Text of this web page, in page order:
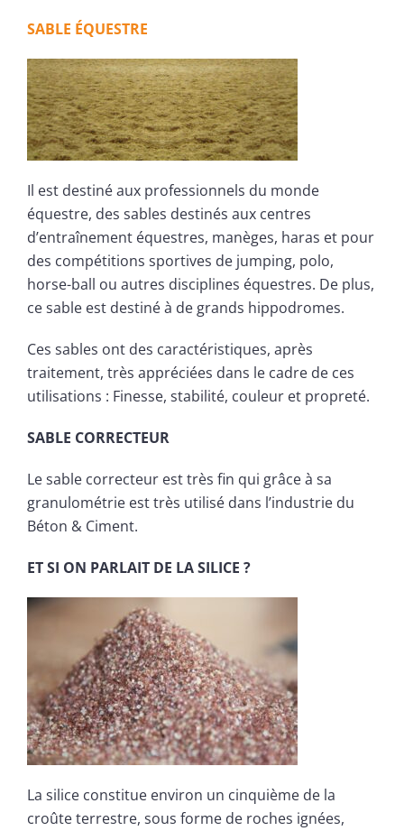
SABLE ÉQUESTRE
Il est destiné aux professionnels du monde
équestre, des sables destinés aux centres
d’entraînement équestres, manèges, haras et pour
des compétitions sportives de jumping, polo,
horse-ball ou autres disciplines équestres. De plus,
ce sable est destiné à de grands hippodromes.
Ces sables ont des caractéristiques, après
traitement, très appréciées dans le cadre de ces
utilisations : Finesse, stabilité, couleur et propreté.
SABLE CORRECTEUR
Le sable correcteur est très fin qui grâce à sa
granulométrie est très utilisé dans l’industrie du
Béton & Ciment.
ET SI ON PARLAIT DE LA SILICE ?
La silice constitue environ un cinquième de la
croûte terrestre, sous forme de roches ignées,